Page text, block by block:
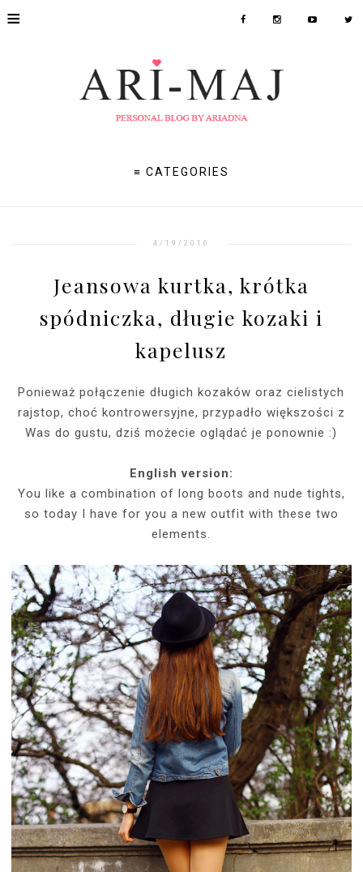
≡
≡ CATEGORIES
4/19/2016
Jeansowa kurtka, krótka
spódniczka, długie kozaki i
kapelusz
Ponieważ połączenie długich kozaków oraz cielistych
rajstop, choć kontrowersyjne, przypadło większości z
Was do gustu, dziś możecie oglądać je ponownie :)
English version:
You like a combination of long boots and nude tights,
so today I have for you a new outfit with these two
elements.